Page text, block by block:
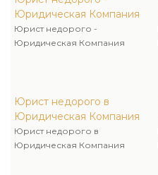
Юридическая Компания
Юрист недорого -
Юридическая Компания
Юрист недорого в
Юридическая Компания
Юрист недорого в
Юридическая Компания